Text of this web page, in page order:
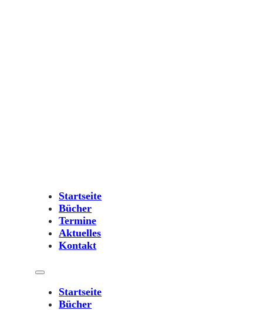
Startseite
Bücher
Termine
Aktuelles
Kontakt
Startseite
Bücher